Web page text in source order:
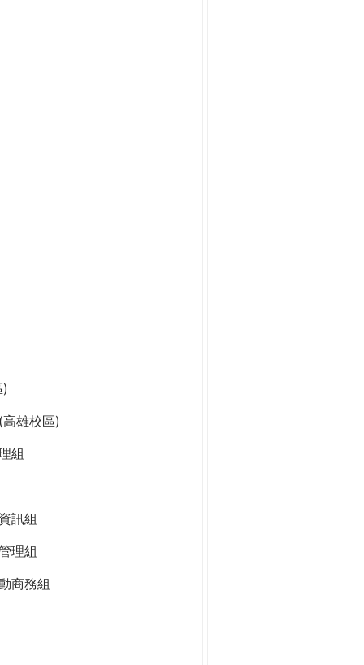
雄校區)
組
訊組
理組
商務組